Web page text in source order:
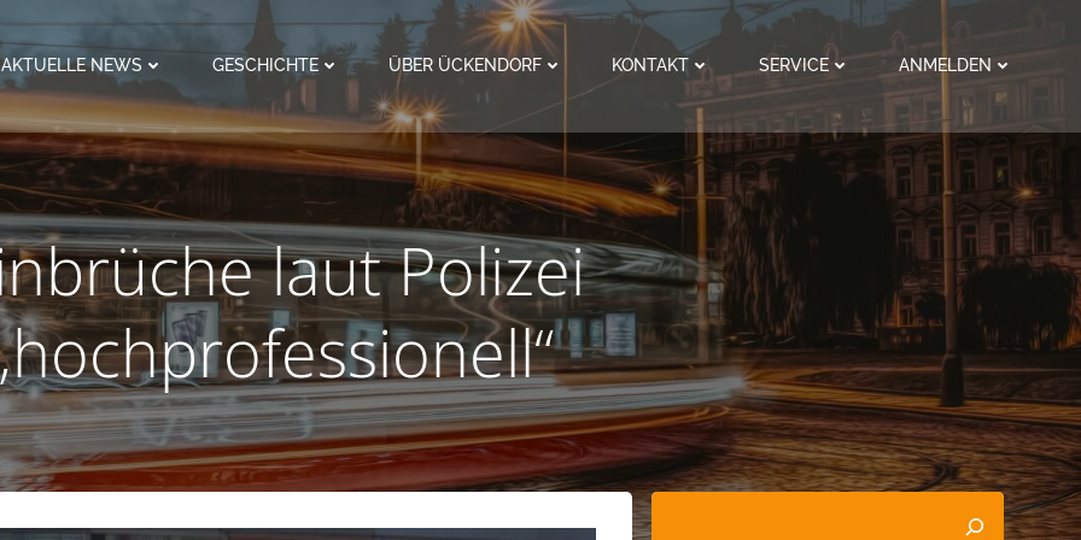
AKTUELLE NEWS GESCHICHTE ÜBER ÜCKENDORF KONTAKT SERVICE ANMELDEN
laut Polizei
Suchen